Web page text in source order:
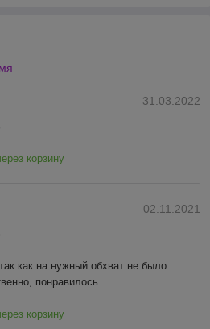
31.03.2022
корзину
02.11.2021
как на нужный обхват не было
понравилось
корзину